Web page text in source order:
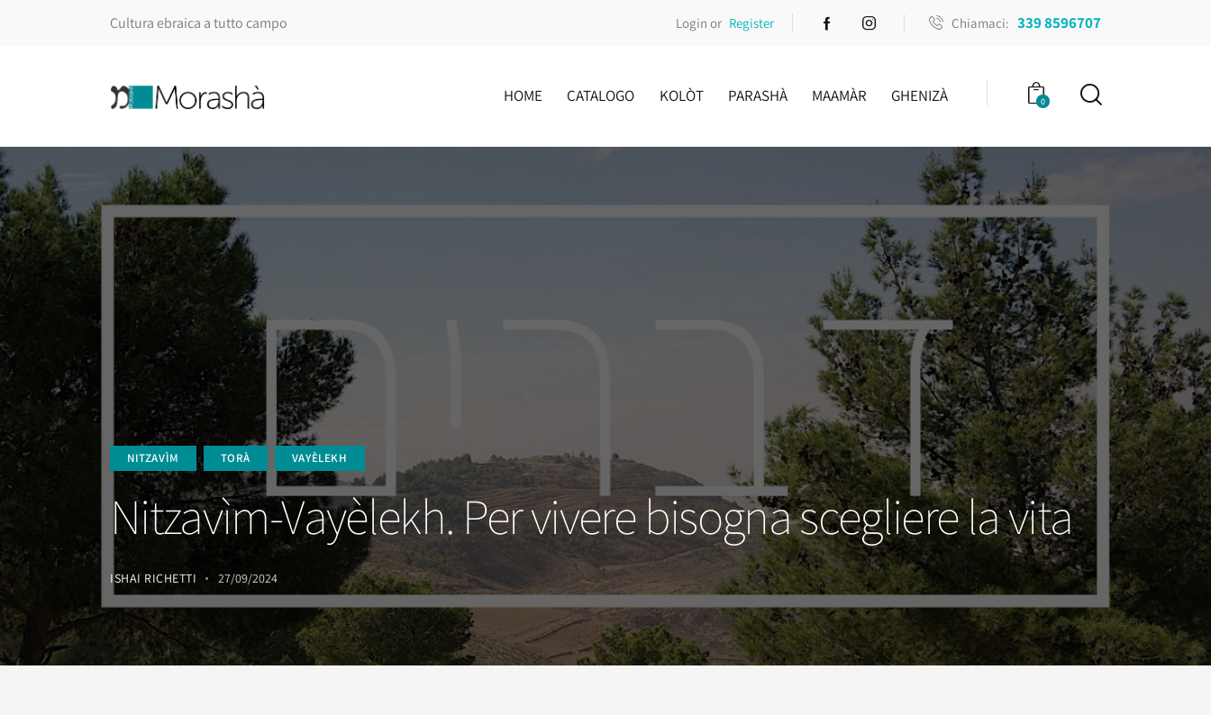
Cultura ebraica a tutto campo Login or Register Chiamaci: 339 8596707
HOME CATALOGO KOLÒT PARASHÀ MAAMÀR GHENIZÀ 0
NITZAVÌM TORÀ VAYÈLEKH
Nitzavìm-Vayèlekh. Per vivere bisogna scegliere la vita
ISHAI RICHETTI 27/09/2024